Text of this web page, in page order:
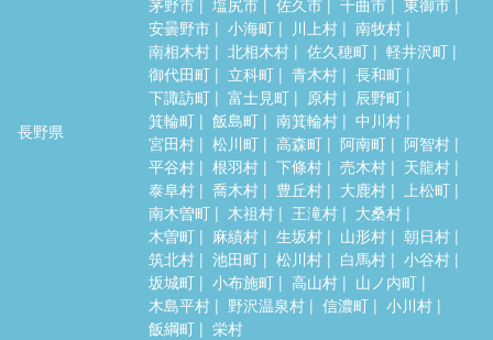
長野県
安曇野市
小海町 川上村
南牧村
南相木村
北相木村 佐久穂町
軽井沢町
御代田町
立科町 青木村
長和町
下諏訪町
富士見町 原村
辰野町
箕輪町
飯島町 南箕輪村
中川村
宮田村
松川町 高森町 阿南町
阿智村
平谷村
根羽村 下條村 売木村
天龍村
泰阜村
喬木村 豊丘村 大鹿村
上松町
南木曽町
木祖村 王滝村
大桑村
木曽町
麻績村 生坂村 山形村
朝日村
筑北村
池田町 松川村 白馬村
小谷村
坂城町
小布施町 高山村
山ノ内町
木島平村
野沢温泉村 信濃町
小川村
飯綱町
栄村